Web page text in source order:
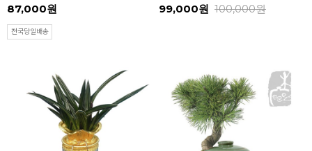
87,000원
전국당일배송
99,000원 100,000원